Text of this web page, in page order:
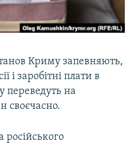
Криму запевняють,
і заробітні плати в
переведуть на
своєчасно.
російського